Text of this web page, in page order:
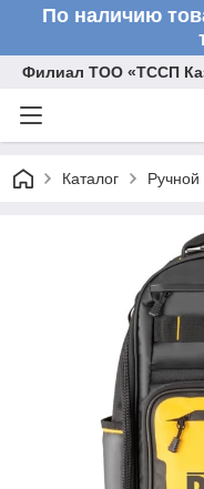
По наличию
Филиал ТОО «ТССП
Каталог Ручной